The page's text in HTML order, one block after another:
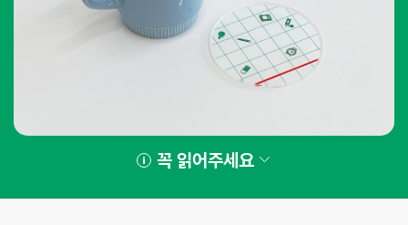
꼭 읽어주세요